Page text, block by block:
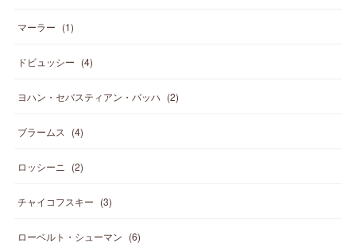
マーラー (1)
ドビュッシー (4)
ヨハン・セバスティアン・バッハ (2)
ブラームス (4)
ロッシーニ (2)
チャイコフスキー (3)
ローベルト・シューマン (6)